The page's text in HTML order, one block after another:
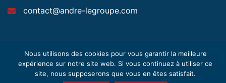
contact@andre-legroupe.com
Nous utilisons des cookies pour vous garantir la meilleure
expérience sur notre site web. Si vous continuez à utiliser ce
site, nous supposerons que vous en êtes satisfait.